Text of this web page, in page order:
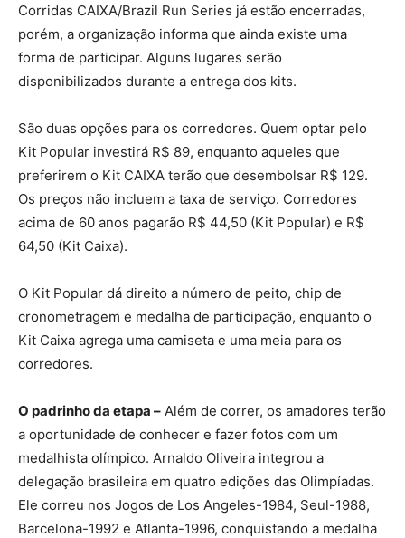
Corridas CAIXA/Brazil Run Series já estão encerradas,
porém, a organização informa que ainda existe uma
forma de participar. Alguns lugares serão
disponibilizados durante a entrega dos kits.
São duas opções para os corredores. Quem optar pelo
Kit Popular investirá R$ 89, enquanto aqueles que
preferirem o Kit CAIXA terão que desembolsar R$ 129.
Os preços não incluem a taxa de serviço. Corredores
acima de 60 anos pagarão R$ 44,50 (Kit Popular) e R$
64,50 (Kit Caixa).
O Kit Popular dá direito a número de peito, chip de
cronometragem e medalha de participação, enquanto o
Kit Caixa agrega uma camiseta e uma meia para os
corredores.
O padrinho da etapa – Além de correr, os amadores terão
a oportunidade de conhecer e fazer fotos com um
medalhista olímpico. Arnaldo Oliveira integrou a
delegação brasileira em quatro edições das Olimpíadas.
Ele correu nos Jogos de Los Angeles-1984, Seul-1988,
Barcelona-1992 e Atlanta-1996, conquistando a medalha